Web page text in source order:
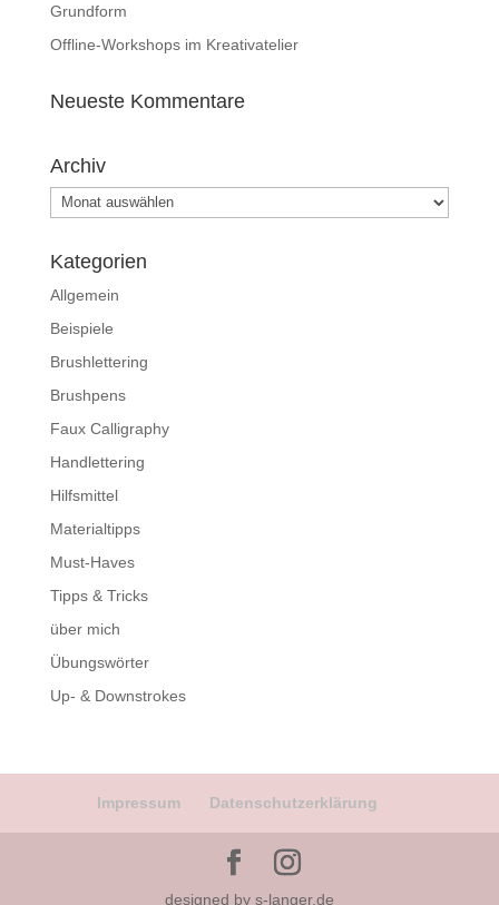
Grundform
Offline-Workshops im Kreativatelier
Neueste Kommentare
Archiv
Archiv
Kategorien
Allgemein
Beispiele
Brushlettering
Brushpens
Faux Calligraphy
Handlettering
Hilfsmittel
Materialtipps
Must-Haves
Tipps & Tricks
über mich
Übungswörter
Up- & Downstrokes
Impressum Datenschutzerklärung
designed by s-langer.de